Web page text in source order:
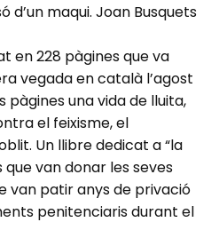
d’un maqui. Joan Busquets
en 228 pàgines que va
vegada en català l’agost
pàgines una vida de lluita,
el feixisme, el
Un llibre dedicat a “la
van donar les seves
van patir anys de privació
penitenciaris durant el